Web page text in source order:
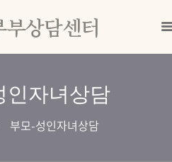
인자녀상담
부모-성인자녀상담